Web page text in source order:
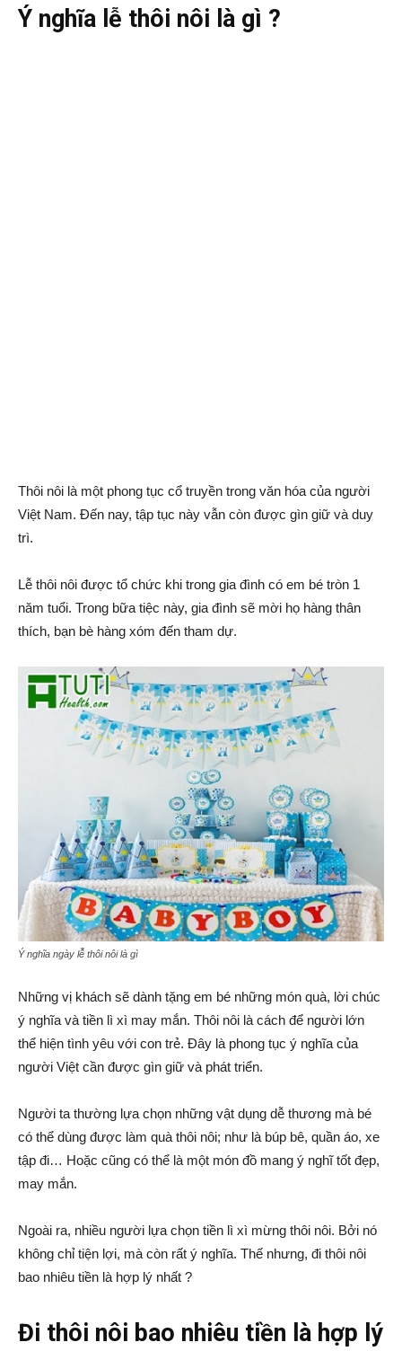
Ý nghĩa lễ thôi nôi là gì ?
Thôi nôi là một phong tục cổ truyền trong văn hóa của người
Việt Nam. Đến nay, tập tục này vẫn còn được gìn giữ và duy
trì.
Lễ thôi nôi được tổ chức khi trong gia đình có em bé tròn 1
năm tuổi. Trong bữa tiệc này, gia đình sẽ mời họ hàng thân
thích, bạn bè hàng xóm đến tham dự.
Ý nghĩa ngày lễ thôi nôi là gì
Những vị khách sẽ dành tặng em bé những món quà, lời chúc
ý nghĩa và tiền lì xì may mắn. Thôi nôi là cách để người lớn
thể hiện tình yêu với con trẻ. Đây là phong tục ý nghĩa của
người Việt cần được gìn giữ và phát triển.
Người ta thường lựa chọn những vật dụng dễ thương mà bé
có thể dùng được làm quà thôi nôi; như là búp bê, quần áo, xe
tập đi… Hoặc cũng có thể là một món đồ mang ý nghĩ tốt đẹp,
may mắn.
Ngoài ra, nhiều người lựa chọn tiền lì xì mừng thôi nôi. Bởi nó
không chỉ tiện lợi, mà còn rất ý nghĩa. Thế nhưng, đi thôi nôi
bao nhiêu tiền là hợp lý nhất ?
Đi thôi nôi bao nhiêu tiền là hợp lý